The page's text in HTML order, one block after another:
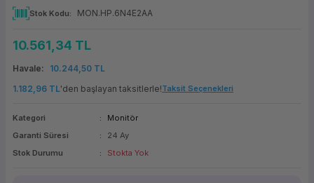
Panel PC
(Firewall)
Bileşenleri
Makinesi
Makinesi
Bağlantı
Yedekleme
PaketiStok Kodu MON.HP.6N4E2AA
10.561,34 TL
Havale
10.244,50 TL
1.182,96 TL'den başlayan taksitlerle!Taksit Seçenekleri
Kategori
Monitör
Garanti Süresi
24 Ay
Stok Durumu
Stokta Yok